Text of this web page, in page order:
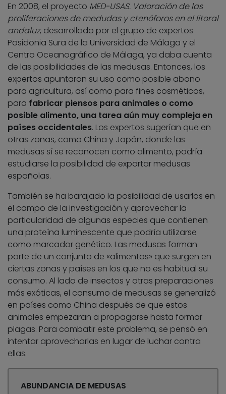
En 2008, el proyecto MED-USAS. Valoración de las
proliferaciones de medudas y ctenóforos en el litoral
andaluz, desarrollado por el grupo de expertos
Posidonia Sura de la Universidad de Málaga y el
Centro Oceanográfico de Málaga, ya daba cuenta
de las posibilidades de las medusas. Entonces, los
expertos apuntaron su uso como posible abono
para agricultura, así como para fines cosméticos,
para fabricar piensos para animales o como
posible alimento, una tarea aún muy compleja en
países occidentales. Los expertos sugerían que en
otras zonas, como China y Japón, donde las
medusas sí se reconocen como alimento, podría
estudiarse la posibilidad de exportar medusas
españolas.
También se ha barajado la posibilidad de usarlos en
el campo de la investigación y aprovechar la
particularidad de algunas especies que contienen
una proteína luminescente que podría utilizarse
como marcador genético. Las medusas forman
parte de un conjunto de «alimentos» que surgen en
ciertas zonas y países en los que no es habitual su
consumo. Al lado de insectos y otras preparaciones
más exóticas, el consumo de medusas se generalizó
en países como China después de que estos
animales empezaran a propagarse hasta formar
plagas. Para combatir este problema, se pensó en
intentar aprovecharlas en lugar de luchar contra
ellas.
ABUNDANCIA DE MEDUSAS